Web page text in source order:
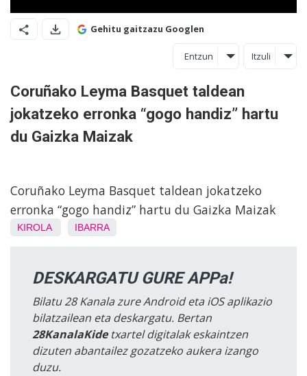
Gehitu gaitzazu Googlen
Entzun Itzuli
Coruñako Leyma Basquet taldean
jokatzeko erronka “gogo handiz” hartu
du Gaizka Maizak
Coruñako Leyma Basquet taldean jokatzeko
erronka “gogo handiz” hartu du Gaizka Maizak
KIROLA IBARRA
DESKARGATU GURE APPa!
Bilatu 28 Kanala zure Android eta iOS aplikazio
bilatzailean eta deskargatu. Bertan
28KanalaKidetxartel digitalak eskaintzen
dizuten abantailez gozatzeko aukera izango
duzu.